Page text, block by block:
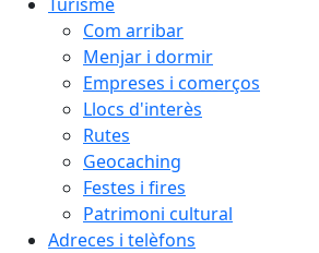
Com arribar
Menjar i dormir
Empreses i comerços
Llocs d'interès
Rutes
Geocaching
Festes i fires
Patrimoni cultural
Adreces i telèfons